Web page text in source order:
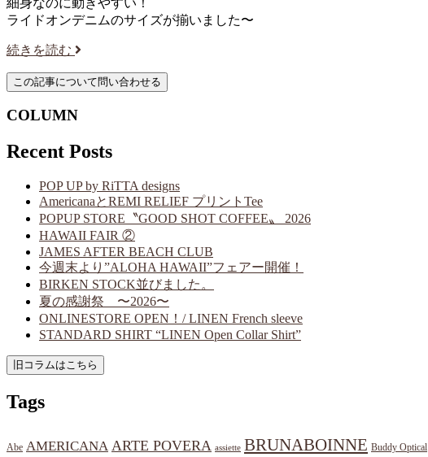
ライドオンデニムのサイズが揃いました〜
続きを読む
COLUMN
Recent Posts
POP UP by RiTTA designs
AmericanaとREMI RELIEF プリントTee
POPUP STORE〝GOOD SHOT COFFEE〟 2026
HAWAII FAIR ②
JAMES AFTER BEACH CLUB
今週末より”ALOHA HAWAII”フェアー開催！
BIRKEN STOCK並びました。
夏の感謝祭 〜2026〜
ONLINESTORE OPEN！/ LINEN French sleeve
STANDARD SHIRT “LINEN Open Collar Shirt”
Tags
Abe AMERICANA ARTE POVERA assiette BRUNABOINNE Buddy Optical